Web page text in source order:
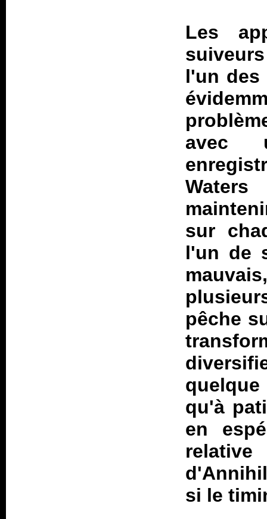
Les
l'un des
avec
sur
l'un de
pêche
qu'à
en
si le